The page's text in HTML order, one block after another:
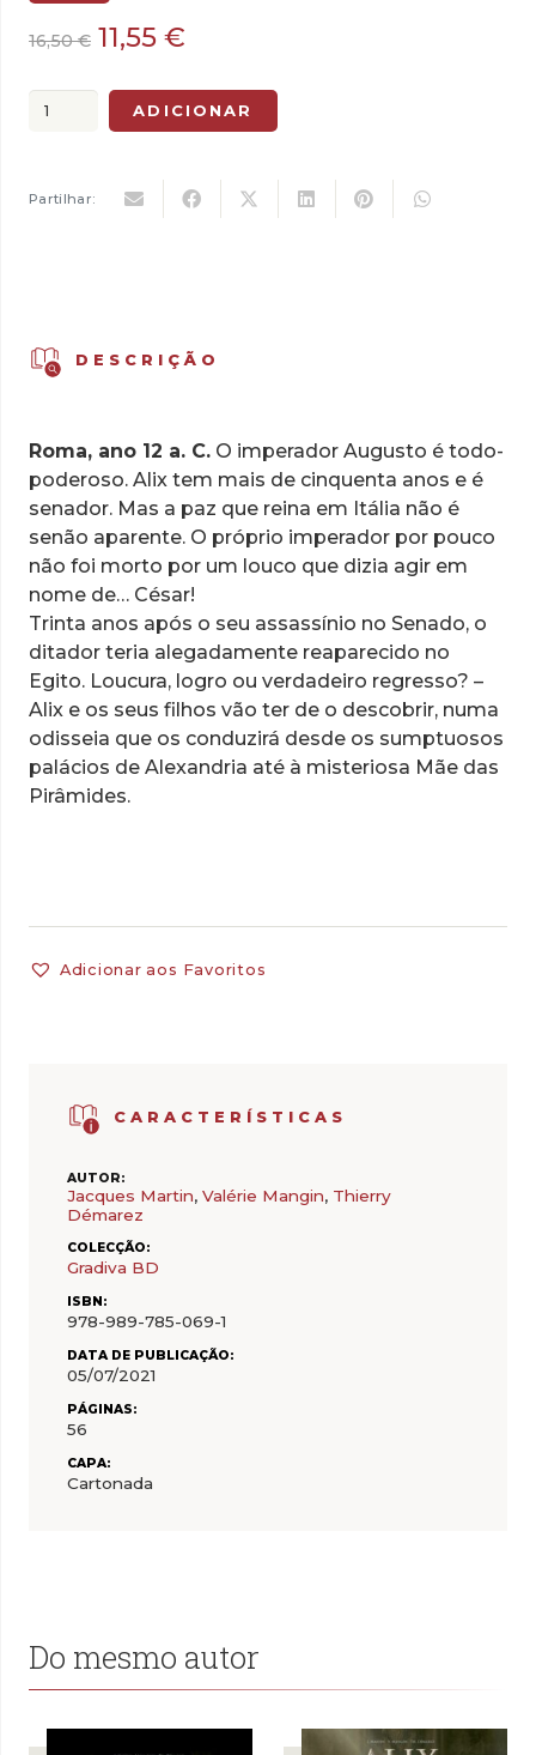
16,50€ O
original
era:
11,55 €
atual
é:
Quantidade
Senator,
Último
Faraó
ADICIONAR
Partilhar:
CARACTERÍSTICAS
AUTOR:
Jacques Martin, Valérie Mangin, Thierry
Démarez
COLECÇÃO:
Gradiva BD
ISBN:
978-989-785-069-1
DATA DE PUBLICAÇÃO:
05/07/2021
PÁGINAS:
56
CAPA:
Cartonada
DESCRIÇÃO
Roma, ano 12 a. C. O imperador Augusto é todo-
poderoso. Alix tem mais de cinquenta anos e é
senador. Mas a paz que reina em Itália não é
senão aparente. O próprio imperador por pouco
não foi morto por um louco que dizia agir em
nome de… César!
Trinta anos após o seu assassínio no Senado, o
ditador teria alegadamente reaparecido no
Egito. Loucura, logro ou verdadeiro regresso? –
Alix e os seus filhos vão ter de o descobrir, numa
odisseia que os conduzirá desde os sumptuosos
palácios de Alexandria até à misteriosa Mãe das
Pirâmides.
Adicionar aos Favoritos
Do mesmo autor